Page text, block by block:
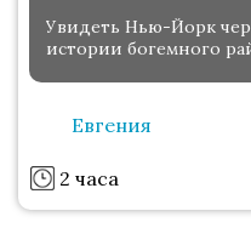
Увидеть Нью-Йорк
истории богемного
Евгения
2 часа